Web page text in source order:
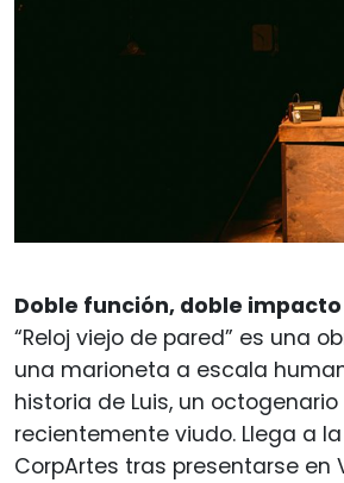
Doble función, doble impacto
“Reloj viejo de pared” es una
una marioneta a escala
historia de Luis, un octogenario
recientemente viudo. Llega a
CorpArtes tras presentarse en